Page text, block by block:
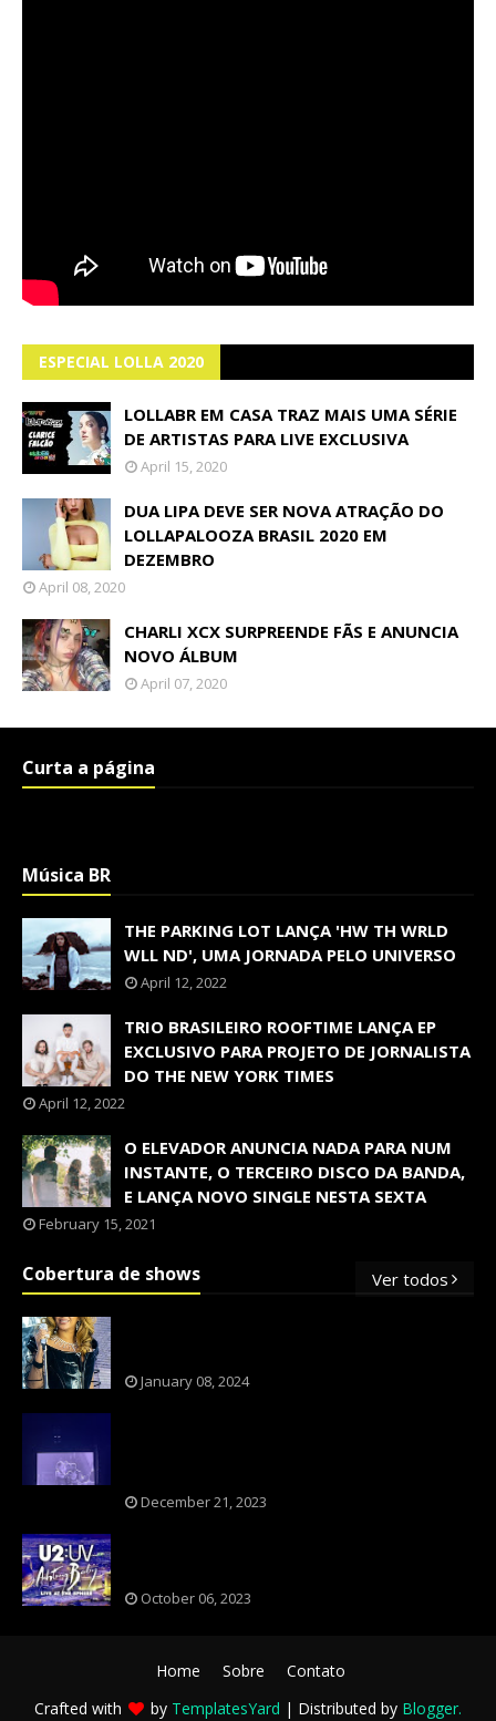
ESPECIAL LOLLA 2020
LOLLABR EM CASA TRAZ MAIS UMA SÉRIE
DE ARTISTAS PARA LIVE EXCLUSIVA
April 15, 2020
DUA LIPA DEVE SER NOVA ATRAÇÃO DO
LOLLAPALOOZA BRASIL 2020 EM
DEZEMBRO
April 08, 2020
CHARLI XCX SURPREENDE FÃS E ANUNCIA
NOVO ÁLBUM
April 07, 2020
Curta a página
Música BR
THE PARKING LOT LANÇA 'HW TH WRLD
WLL ND', UMA JORNADA PELO UNIVERSO
April 12, 2022
TRIO BRASILEIRO ROOFTIME LANÇA EP
EXCLUSIVO PARA PROJETO DE JORNALISTA
DO THE NEW YORK TIMES
April 12, 2022
O ELEVADOR ANUNCIA NADA PARA NUM
INSTANTE, O TERCEIRO DISCO DA BANDA,
E LANÇA NOVO SINGLE NESTA SEXTA
February 15, 2021
Cobertura de shows Ver todos
January 08, 2024
December 21, 2023
October 06, 2023
Home Sobre
Contato
Crafted with
by TemplatesYard | Distributed by Blogger.